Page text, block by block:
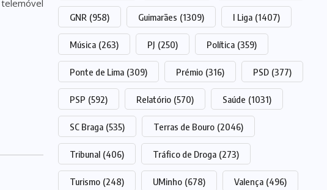
GNR (958) Guimarães (1309) I Liga (1407)
Música (263) PJ (250) Política (359)
Ponte de Lima (309) Prémio (316) PSD (377)
PSP (592) Relatório (570) Saúde (1031)
SC Braga (535) Terras de Bouro (2046)
Tribunal (406) Tráfico de Droga (273)
Turismo (248) UMinho (678) Valença (496)